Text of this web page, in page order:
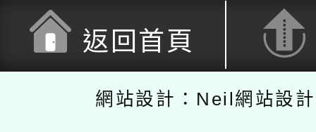
返回首頁
網站設計：Neil網站設